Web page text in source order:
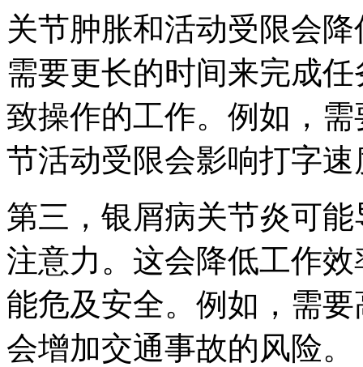
关节肿胀和活动受限会
需要更长的时间来完成
致操作的工作。例如，
节活动受限会影响打字
第三，银屑病关节炎可
注意力。这会降低工作
能危及安全。例如，需
会增加交通事故的风险。